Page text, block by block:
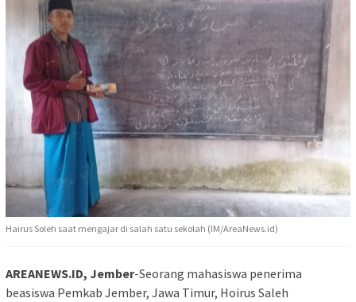
Hairus Soleh saat mengajar di salah satu sekolah (IM/AreaNews.id)
AREANEWS.ID, Jember-Seorang mahasiswa penerima
beasiswa Pemkab Jember, Jawa Timur, Hoirus Saleh